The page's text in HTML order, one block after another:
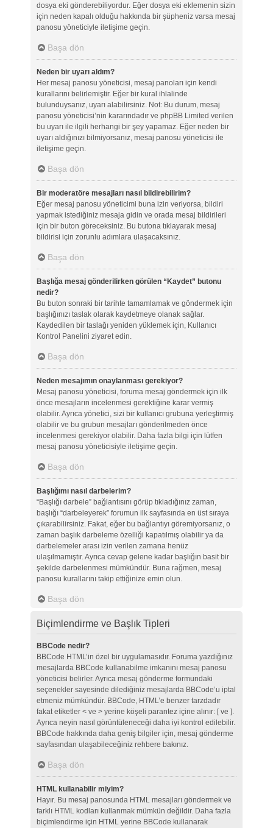
dosya eki gönderebiliyordur. Eğer dosya eki eklemenin sizin
için neden kapalı olduğu hakkında bir şüpheniz varsa mesaj
panosu yöneticiyle iletişime geçin.
Başa dön
Neden bir uyarı aldım?
Her mesaj panosu yöneticisi, mesaj panoları için kendi
kurallarını belirlemiştir. Eğer bir kural ihlalinde
bulunduysanız, uyarı alabilirsiniz. Not: Bu durum, mesaj
panosu yöneticisi’nin kararındadır ve phpBB Limited verilen
bu uyarı ile ilgili herhangi bir şey yapamaz. Eğer neden bir
uyarı aldığınızı bilmiyorsanız, mesaj panosu yöneticisi ile
iletişime geçin.
Başa dön
Bir moderatöre mesajları nasıl bildirebilirim?
Eğer mesaj panosu yöneticimi buna izin veriyorsa, bildiri
yapmak istediğiniz mesaja gidin ve orada mesaj bildirileri
için bir buton göreceksiniz. Bu butona tıklayarak mesaj
bildirisi için zorunlu adımlara ulaşacaksınız.
Başa dön
Başlığa mesaj gönderilirken görülen “Kaydet” butonu
nedir?
Bu buton sonraki bir tarihte tamamlamak ve göndermek için
başlığınızı taslak olarak kaydetmeye olanak sağlar.
Kaydedilen bir taslağı yeniden yüklemek için, Kullanıcı
Kontrol Panelini ziyaret edin.
Başa dön
Neden mesajımın onaylanması gerekiyor?
Mesaj panosu yöneticisi, foruma mesaj göndermek için ilk
önce mesajların incelenmesi gerektiğine karar vermiş
olabilir. Ayrıca yönetici, sizi bir kullanıcı grubuna yerleştirmiş
olabilir ve bu grubun mesajları gönderilmeden önce
incelenmesi gerekiyor olabilir. Daha fazla bilgi için lütfen
mesaj panosu yöneticisiyle iletişime geçin.
Başa dön
Başlığımı nasıl darbelerim?
“Başlığı darbele” bağlantısını görüp tıkladığınız zaman,
başlığı “darbeleyerek” forumun ilk sayfasında en üst sıraya
çıkarabilirsiniz. Fakat, eğer bu bağlantıyı göremiyorsanız, o
zaman başlık darbeleme özelliği kapatılmış olabilir ya da
darbelemeler arası izin verilen zamana henüz
ulaşılmamıştır. Ayrıca cevap gelene kadar başlığın basit bir
şekilde darbelenmesi mümkündür. Buna rağmen, mesaj
panosu kurallarını takip ettiğinize emin olun.
Başa dön
Biçimlendirme ve Başlık Tipleri
BBCode nedir?
BBCode HTML’in özel bir uygulamasıdır. Foruma yazdığınız
mesajlarda BBCode kullanabilme imkanını mesaj panosu
yöneticisi belirler. Ayrıca mesaj gönderme formundaki
seçenekler sayesinde dilediğiniz mesajlarda BBCode’u iptal
etmeniz mümkündür. BBCode, HTML’e benzer tarzdadır
fakat etiketler < ve > yerine köşeli parantez içine alınır: [ ve ].
Ayrıca neyin nasıl görüntüleneceği daha iyi kontrol edilebilir.
BBCode hakkında daha geniş bilgiler için, mesaj gönderme
sayfasından ulaşabileceğiniz rehbere bakınız.
Başa dön
HTML kullanabilir miyim?
Hayır. Bu mesaj panosunda HTML mesajları göndermek ve
farklı HTML kodları kullanmak mümkün değildir. Daha fazla
biçimlendirme için HTML yerine BBCode kullanarak